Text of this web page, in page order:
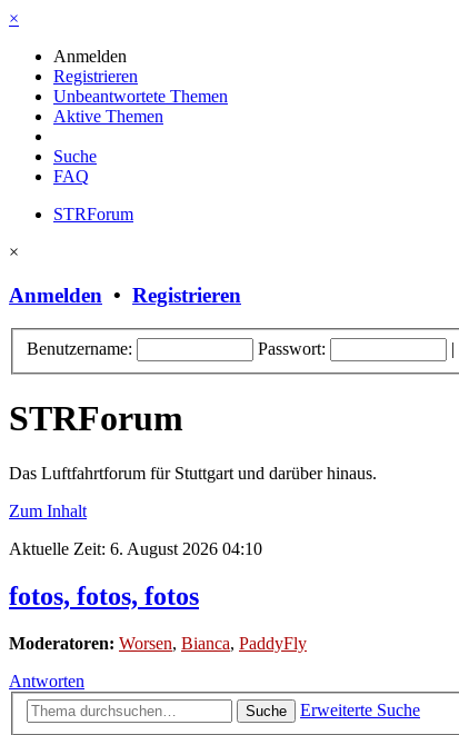
×
Anmelden
Registrieren
Unbeantwortete Themen
Aktive Themen
Suche
FAQ
STRForum
×
Anmelden • Registrieren
Benutzername: Passwort: |
STRForum
Das Luftfahrtforum für Stuttgart und darüber hinaus.
Zum Inhalt
Aktuelle Zeit: 6. August 2026 04:10
fotos, fotos, fotos
Moderatoren: Worsen, Bianca, PaddyFly
Antworten
Suche
Erweiterte Suche